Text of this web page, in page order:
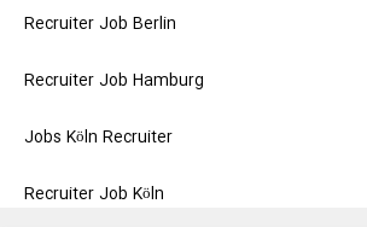
Recruiter Job Berlin
Recruiter Job Hamburg
Jobs Köln Recruiter
Recruiter Job Köln